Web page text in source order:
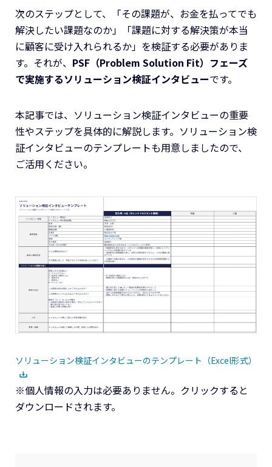
次のステップとして、「その課題が、お金を払ってでも
解決したい課題なのか」「課題に対する解決策が本当
に顧客に受け入れられるか」を検証する必要がありま
す。それが、 PSF（Problem Solution Fit）フェーズ
で実施するソリューション検証インタビューです。
本記事では、ソリューション検証インタビューの重要
性やステップを具体的に解説します。ソリューション検
証インタビューのテンプレートも用意しましたので、
ご活用ください。
ソリューション検証インタビューのテンプレート（Excel形式）
※個人情報の入力は必要ありません。クリックすると
ダウンロードされます。